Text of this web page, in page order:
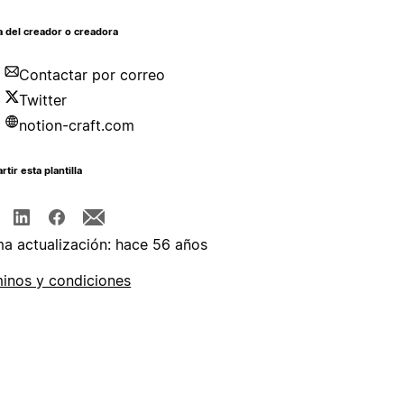
del creador o creadora
Contactar por correo
Twitter
notion-craft.com
esta plantilla
actualización: hace 56 años
y condiciones